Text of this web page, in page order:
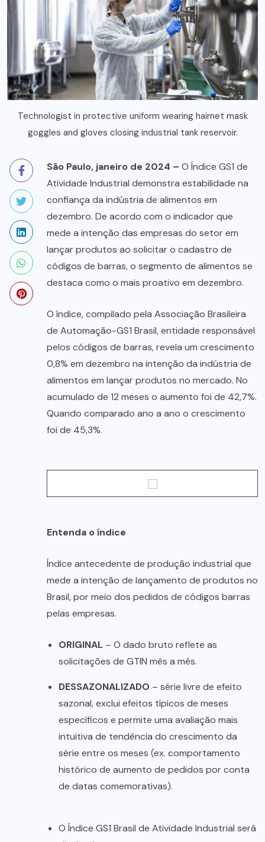
Technologist in protective uniform wearing hairnet mask
goggles and gloves closing industrial tank reservoir.
São Paulo, janeiro de 2024 – O Índice GS1 de
Atividade Industrial demonstra estabilidade na
confiança da indústria de alimentos em
dezembro. De acordo com o indicador que
mede a intenção das empresas do setor em
lançar produtos ao solicitar o cadastro de
códigos de barras, o segmento de alimentos se
destaca como o mais proativo em dezembro.
O índice, compilado pela Associação Brasileira
de Automação-GS1 Brasil, entidade responsável
pelos códigos de barras, revela um crescimento
0,8% em dezembro na intenção da indústria de
alimentos em lançar produtos no mercado. No
acumulado de 12 meses o aumento foi de 42,7%.
Quando comparado ano a ano o crescimento
foi de 45,3%.
Entenda o índice
Índice antecedente de produção industrial que
mede a intenção de lançamento de produtos no
Brasil, por meio dos pedidos de códigos barras
pelas empresas.
ORIGINAL – O dado bruto reflete as
solicitações de GTIN mês a mês.
DESSAZONALIZADO – série livre de efeito
sazonal, exclui efeitos típicos de meses
específicos e permite uma avaliação mais
intuitiva de tendência do crescimento da
série entre os meses (ex. comportamento
histórico de aumento de pedidos por conta
de datas comemorativas).
O Índice GS1 Brasil de Atividade Industrial será